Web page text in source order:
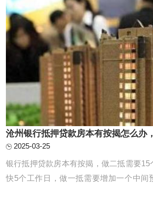
2025-03-25
银行抵押贷款房本有按揭，做二抵需要15
快5个工作日，做一抵需要增加一个中间